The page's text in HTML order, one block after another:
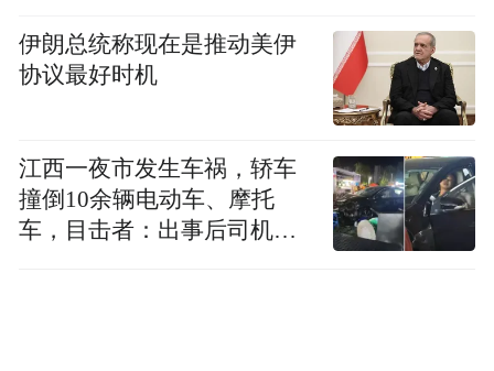
赣剧《李迩王》剧照。
伊朗总统称现在是推动美伊
协议最好时机
江西一夜市发生车祸，轿车
撞倒10余辆电动车、摩托
车，目击者：出事后司机一